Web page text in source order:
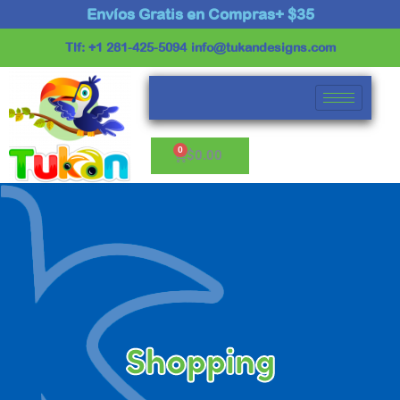
al
Envíos Gratis en Compras+ $35
Tlf: +1 281-425-5094 info@tukandesigns.com
$0.00
Cart
Shopping